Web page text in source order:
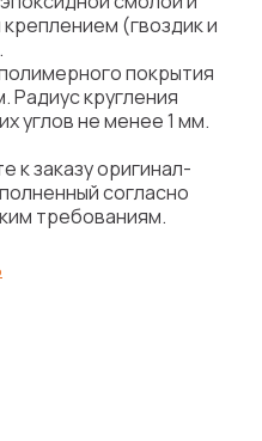
(гвоздик и
покрытия
Радиус кругления
углов не менее 1 мм.
к заказу оригинал-
согласно
требованиям.